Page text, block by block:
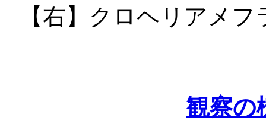
【右】クロヘリアメ
観察の